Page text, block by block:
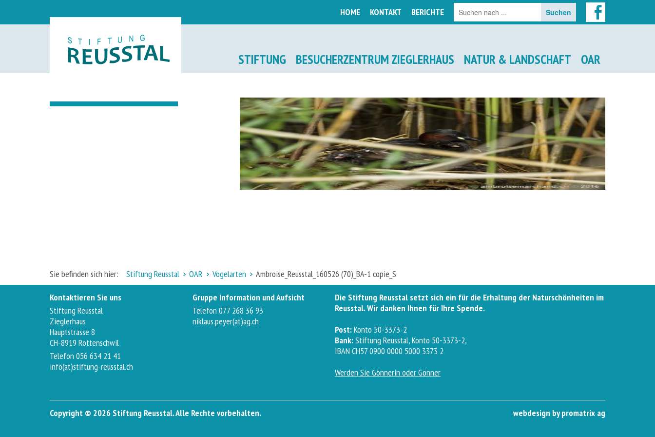
HOME KONTAKT BERICHTE
STIFTUNG BESUCHERZENTRUM ZIEGLERHAUS NATUR & LANDSCHAFT OAR
Sie befinden sich hier: Stiftung Reusstal OAR Vogelarten Ambroise_Reusstal_160526 (70)_BA-1 copie_S
Kontaktieren Sie uns
Stiftung Reusstal
Zieglerhaus
Hauptstrasse 8
CH-8919 Rottenschwil
Telefon 056 634 21 41
info(at)stiftung-reusstal.ch
Gruppe Information und Aufsicht
Telefon 077 268 36 93
niklaus.peyer(at)ag.ch
Die Stiftung Reusstal setzt sich ein für die Erhaltung der Naturschönheiten im
Reusstal. Wir danken Ihnen für Ihre Spende.
Post:Konto 50-3373-2
Bank:Stiftung Reusstal, Konto 50-3373-2,
IBAN CH57 0900 0000 5000 3373 2
Werden Sie Gönnerin oder Gönner
Copyright © 2026 Stiftung Reusstal. Alle Rechte vorbehalten. webdesign by promatrix ag